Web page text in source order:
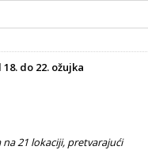
18. do 22. ožujka
21 lokaciji, pretvarajući